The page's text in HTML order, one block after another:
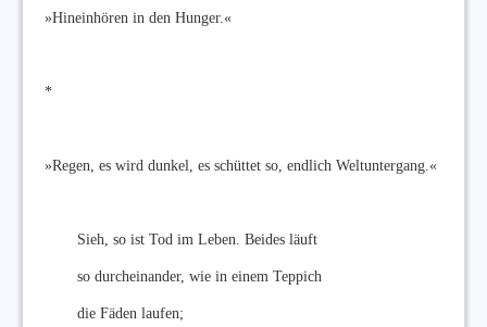
»Hineinhören in den Hunger.«
*
»Regen, es wird dunkel, es schüttet so, endlich Weltuntergang.«
Sieh, so ist Tod im Leben. Beides läuft
so durcheinander, wie in einem Teppich
die Fäden laufen;